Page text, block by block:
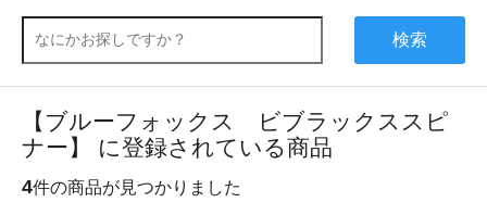
検索
【ブルーフォックス ビブラックススピ
ナー】 に登録されている商品
4件の商品が見つかりました